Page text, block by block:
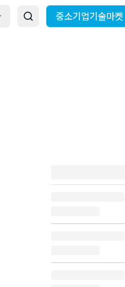
중소기업기술마켓